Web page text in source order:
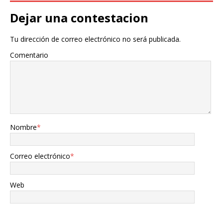
Dejar una contestacion
Tu dirección de correo electrónico no será publicada.
Comentario
Nombre*
Correo electrónico*
Web